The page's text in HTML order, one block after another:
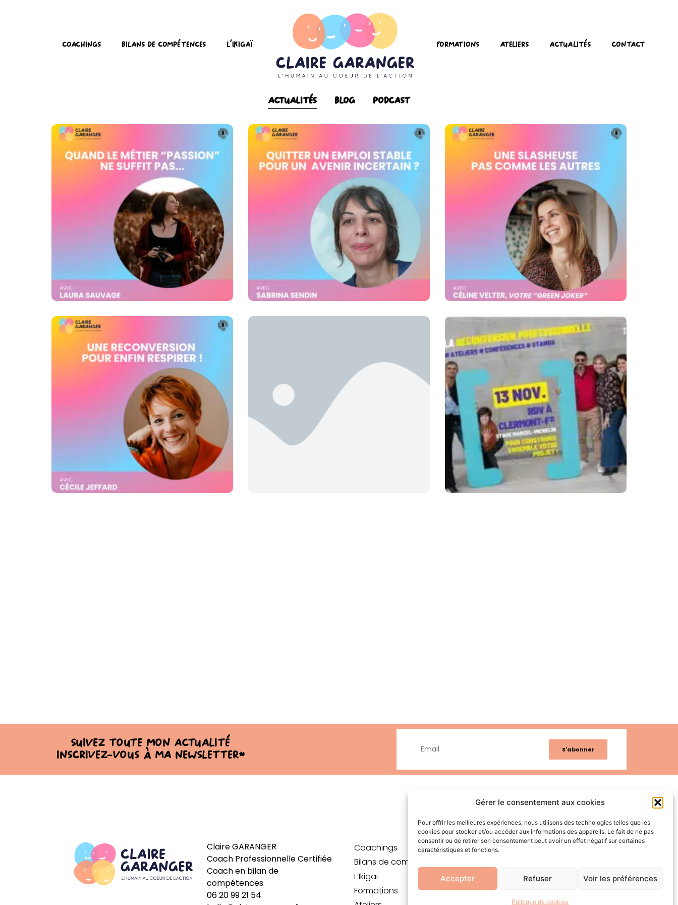
Gérer le consentement aux cookies
Pour offrir les meilleures expériences, nous utilisons des technologies telles que les
cookies pour stocker et/ou accéder aux informations des appareils. Le fait de ne pas
consentir ou de retirer son consentement peut avoir un effet négatif sur certaines
caractéristiques et fonctions.
Accepter Refuser Voir les préférences
Politique de cookies
Coachings Bilans de compétences L’Ikigaï Formations Ateliers Actualités Contact
Actualités Blog Podcast
Quand Le Métier «
Passion » Ne Suffit Pas !
Quitter Un Emploi Stable
Et Bien Rémunéré Pour Un
Avenir Incertain… Est-Ce
Une Bonne Idée ?
Comment Créer Un
Équilibre Professionnel
Qui Te Ressemble
Vraiment ?
Reconversion
Professionnelle : Pour Un
Second Souffle
Atelier Découverte De Ton
Ikigaï
Forum De La
Reconversion
Professionnelle
Suivez toute mon actualité
Inscrivez-vous à ma newsletter*
Claire GARANGER
Coach Professionnelle Certifiée
Coach en bilan de
compétences
06 20 99 21 54
Coachings
Bilans de compétences
L’Ikigaï
Formations
Rejoignez-moi